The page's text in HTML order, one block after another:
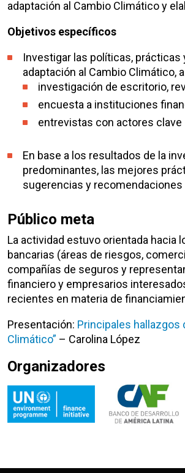
adaptación al Cambio Climático y
Objetivos específicos
Investigar las políticas,
adaptación al Cambio Climático,
investigación de escritorio,
encuesta a instituciones
entrevistas con actores clave
En base a los resultados de la
predominantes, las mejores
sugerencias y recomendaciones
Público meta
La actividad estuvo orientada
bancarias (áreas de riesgos,
compañías de seguros y
financiero y empresarios
recientes en materia de
Presentación: Principales hallazgos
Climático” – Carolina López
Organizadores